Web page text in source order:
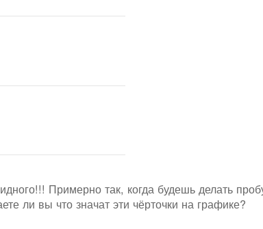
Примерно так, когда будешь делать
ли вы что значат эти чёрточки на графике?